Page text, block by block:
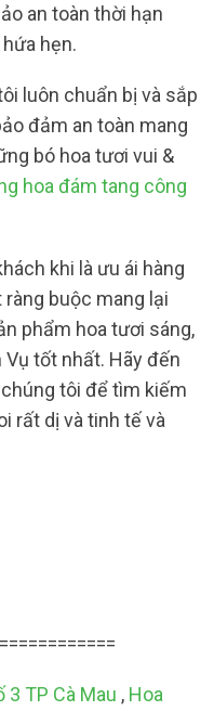
an toàn thời hạn
hẹn.
luôn chuẩn bị và sắp
đảm an toàn mang
bó hoa tươi vui &
hoa đám tang công
khi là ưu ái hàng
buộc mang lại
phẩm hoa tươi sáng,
tốt nhất. Hãy đến
tôi để tìm kiếm
rất dị và tinh tế và
3 TP Cà Mau , Hoa